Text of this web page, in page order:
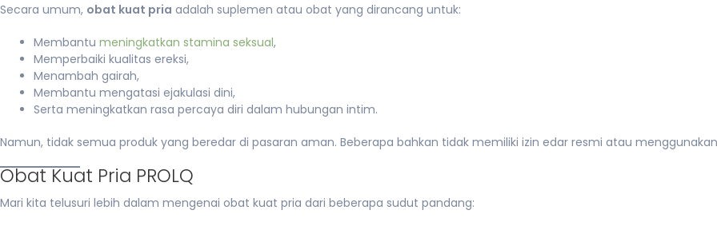
Secara umum, obat kuat pria adalah suplemen atau obat yang dirancang untuk:
Membantu meningkatkan stamina seksual,
Memperbaiki kualitas ereksi,
Menambah gairah,
Membantu mengatasi ejakulasi dini,
Serta meningkatkan rasa percaya diri dalam hubungan intim.
Namun, tidak semua produk yang beredar di pasaran aman. Beberapa bahkan tidak memiliki izin edar resmi atau
Obat Kuat Pria PROLQ
Mari kita telusuri lebih dalam mengenai obat kuat pria dari beberapa sudut pandang: